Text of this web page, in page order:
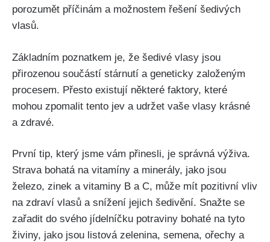
porozumět příčinám a možnostem řešení šedivých
vlasů.
Základním poznatkem je, že šedivé vlasy jsou
přirozenou součástí ‌stárnutí a geneticky ⁣založeným
procesem. Přesto existují některé faktory, které
mohou ​zpomalit tento jev a udržet vaše vlasy krásné
a zdravé.
První tip, který jsme vám přinesli, je správná⁢ výživa.
Strava bohatá na ⁢vitamíny⁣ a minerály, jako jsou
železo, zinek⁢ a vitaminy B a⁣ C, může mít pozitivní vliv
na zdraví vlasů a snížení jejich šedivění. Snažte ‍se
zařadit do svého jídelníčku potraviny⁢ bohaté na tyto
živiny, jako jsou listová zelenina, semena, ořechy a